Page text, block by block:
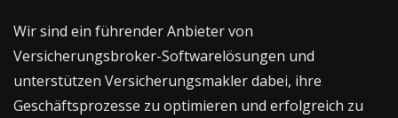
Wir sind ein führender Anbieter von
Versicherungsbroker-Softwarelösungen und
unterstützen Versicherungsmakler dabei, ihre
Geschäftsprozesse zu optimieren und erfolgreich zu